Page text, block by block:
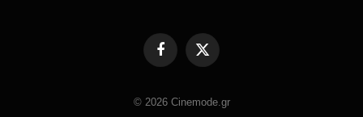
FacebookX
© 2026 Cinemode.gr